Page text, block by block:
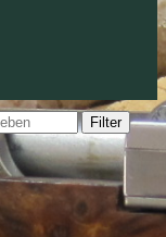
Filter